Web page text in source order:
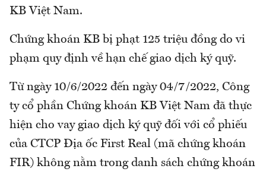
KB Việt Nam.
Chứng khoán KB bị phạt 125 triệu đồng do vi
phạm quy định về hạn chế giao dịch ký quỹ.
Từ ngày 10/6/2022 đến ngày 04/7/2022, Công
ty cổ phần Chứng khoán KB Việt Nam đã thực
hiện cho vay giao dịch ký quỹ đối với cổ phiếu
của CTCP Địa ốc First Real (mã chứng khoán
FIR) không nằm trong danh sách chứng khoán